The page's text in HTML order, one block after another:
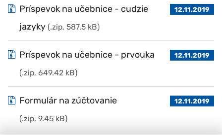
Príspevok na učebnice - cudzie
jazyky (.zip, 587.5 kB)
12.11.2019
Príspevok na učebnice - prvouka
(.zip, 649.42 kB)
12.11.2019
Formulár na zúčtovanie
(.zip, 9.45 kB)
12.11.2019